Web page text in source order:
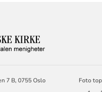
FOR
SØRKEDALEN
MENIGHETER
7 B, 0755 Oslo
Foto